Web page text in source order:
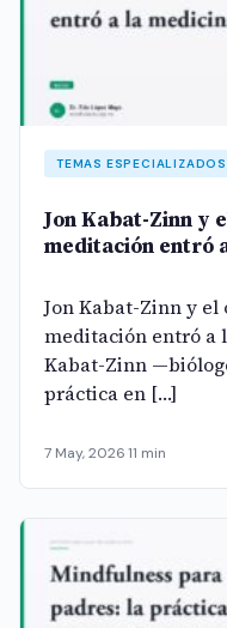
TEMAS ESPECIALIZADOS
Jon Kabat-Zinn y
meditación entró
Jon Kabat-Zinn y el
meditación entró a
Kabat-Zinn
práctica en […]
7 May, 202611 min